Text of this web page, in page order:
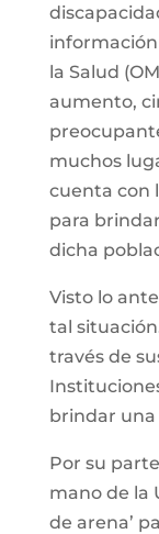
la Salud
aumento,
muchos
cuenta con
para
dicha
Visto lo
tal
través de
brindar
Por su
mano de la
de arena’